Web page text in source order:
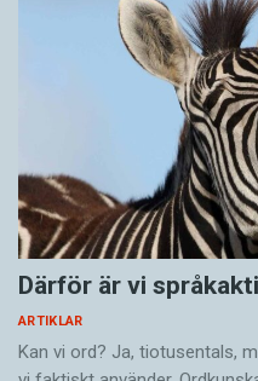
Därför är vi
ARTIKLAR
Kan vi ord? Ja, tiotusentals,